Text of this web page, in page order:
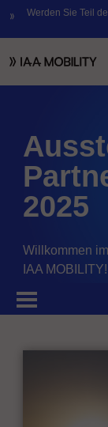
2025
Willkommen
IAA